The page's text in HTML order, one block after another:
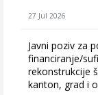
27 Jul 2026
Javni poziv za
financiranje/
rekonstrukcije
kanton, grad i